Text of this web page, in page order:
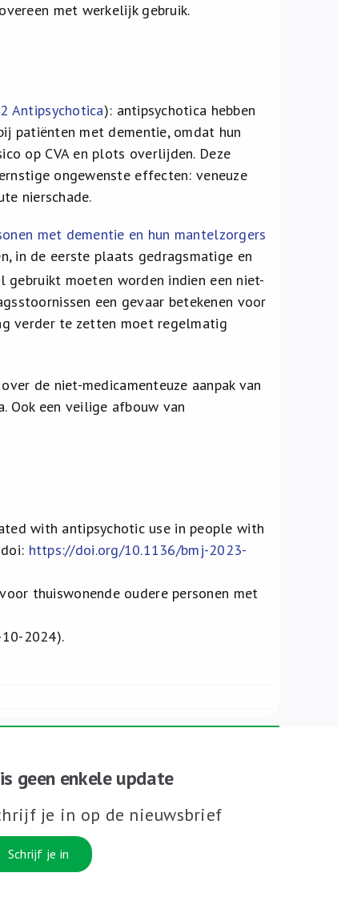
met werkelijk gebruik.
Antipsychotica): antipsychotica hebben
patiënten met dementie, omdat hun
op CVA en plots overlijden. Deze
ongewenste effecten: veneuze
nierschade.
met dementie en hun mantelzorgers
in de eerste plaats gedragsmatige en
gebruikt moeten worden indien een niet-
een gevaar betekenen voor
verder te zetten moet regelmatig
de niet-medicamenteuze aanpak van
Ook een veilige afbouw van
with antipsychotic use in people with
https://doi.org/10.1136/bmj-2023-
thuiswonende oudere personen met
10-2024).
geen enkele update
je in op de nieuwsbrief
Schrijf je in